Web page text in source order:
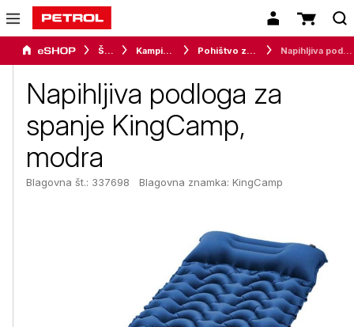
Šport Kampiranje Pohištvo za kampiranje
Napihljiva podloga za
spanje KingCamp,
modra
Blagovna št.: 337698 Blagovna znamka: KingCamp